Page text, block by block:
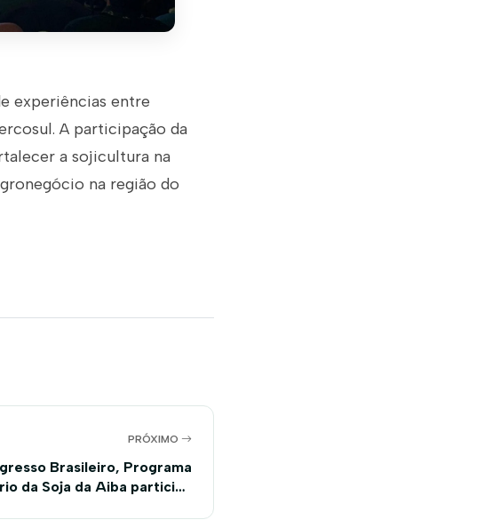
experiências entre
A participação da
a sojicultura na
na região do
PRÓXIMO
Brasileiro, Programa
da Soja da Aiba participa